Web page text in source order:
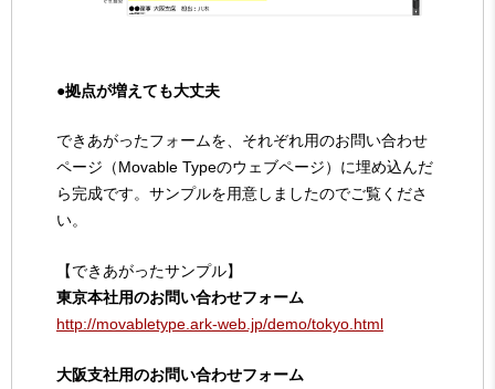
●拠点が増えても大丈夫
できあがったフォームを、それぞれ用のお問い合わせ
ページ（Movable Typeのウェブページ）に埋め込んだ
ら完成です。サンプルを用意しましたのでご覧くださ
い。
【できあがったサンプル】
東京本社用のお問い合わせフォーム
http://movabletype.ark-web.jp/demo/tokyo.html
大阪支社用のお問い合わせフォーム